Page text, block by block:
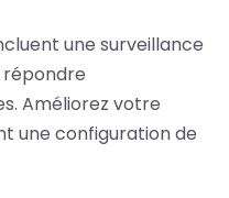
une surveillance
Améliorez votre
une configuration de